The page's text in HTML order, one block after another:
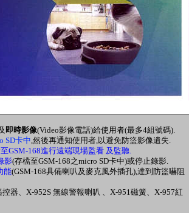
即時影像(Video影像電話)給使用者(最多4組號碼).
SD卡中,然後再通知使用者,以避免防盜影像遺失.
GSM-168進行遠端現場監看 及監聽.
影(存檔至GSM-168之micro SD卡中)或停止錄影.
能(GSM-168具備喇叭及麥克風外插孔),達到防盜嚇阻
器、X-952S 無線警報喇叭 、X-951磁簧、X-957紅